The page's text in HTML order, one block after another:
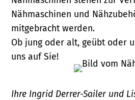
Nähmaschinen und
mitgebracht werden.
Ob jung oder alt, geübt oder
uns auf Sie!
Ihre Ingrid Derrer-Sailer und